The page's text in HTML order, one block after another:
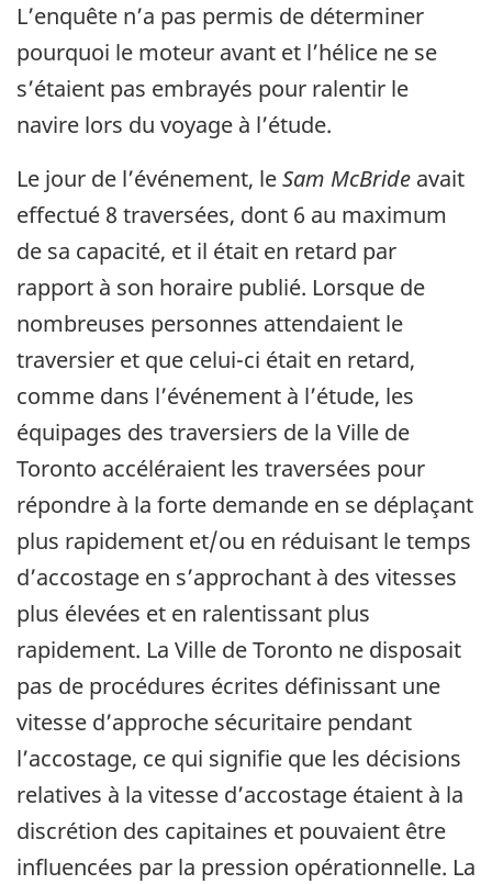
L’enquête n’a pas permis de déterminer
pourquoi le moteur avant et l’hélice ne se
s’étaient pas embrayés pour ralentir le
navire lors du voyage à l’étude.
Le jour de l’événement, leSam McBride avait
effectué 8 traversées, dont 6 au maximum
de sa capacité, et il était en retard par
rapport à son horaire publié. Lorsque de
nombreuses personnes attendaient le
traversier et que celui-ci était en retard,
comme dans l’événement à l’étude, les
équipages des traversiers de la Ville de
Toronto accéléraient les traversées pour
répondre à la forte demande en se déplaçant
plus rapidement et/ou en réduisant le temps
d’accostage en s’approchant à des vitesses
plus élevées et en ralentissant plus
rapidement. La Ville de Toronto ne disposait
pas de procédures écrites définissant une
vitesse d’approche sécuritaire pendant
l’accostage, ce qui signifie que les décisions
relatives à la vitesse d’accostage étaient à la
discrétion des capitaines et pouvaient être
influencées par la pression opérationnelle. La